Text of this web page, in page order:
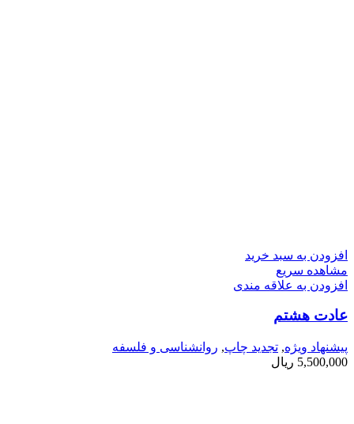
افزودن به سبد خرید
مشاهده سریع
افزودن به علاقه مندی
عادت هشتم
پیشنهاد ویژه, تجدید چاپ, روانشناسی و فلسفه
5,500,000 ریال